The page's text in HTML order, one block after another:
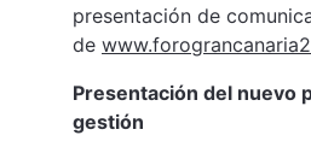
presentación de
de
Presentación del nuevo
gestión